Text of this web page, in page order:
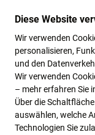
Spigen - Hülle Ultra
Crystal Clear
21,44 €
Diese Website
Wir verwenden
personalisieren,
und den
Wir verwenden
– mehr erfahren Sie
Über die
auswählen, welche
Technologien Sie